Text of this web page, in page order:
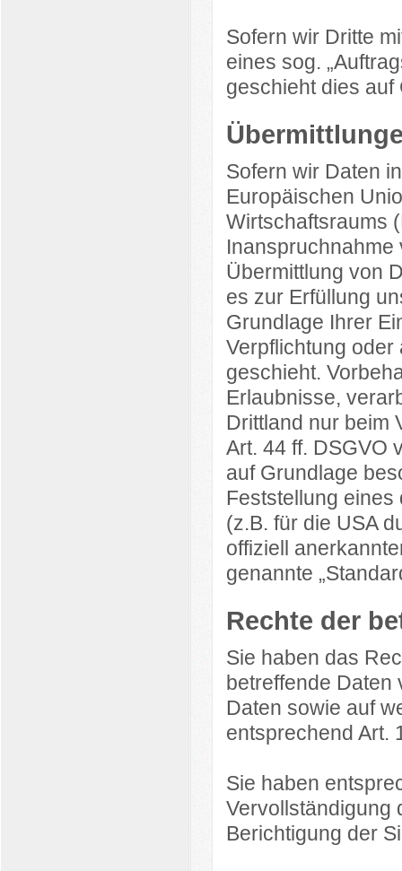
Sofern wir Dritte
eines sog.
geschieht dies auf
Sofern wir Daten
Europäischen
Wirtschaftsraums
Inanspruchnahme
Übermittlung von
es zur Erfüllung
Grundlage Ihrer
Verpflichtung
geschieht.
Erlaubnisse,
Drittland nur beim
Art. 44 ff. DSGVO
auf Grundlage
Feststellung
(z.B. für die USA
offiziell
genannte
Rechte der
Sie haben das
betreffende Daten
Daten sowie auf
entsprechend Art.
Sie haben
Vervollständigung
Berichtigung der